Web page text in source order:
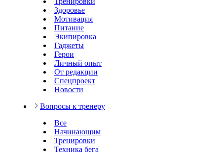
Здоровье
Мотивация
Питание
Экипировка
Гаджеты
Герои
Личный опыт
От редакции
Спецпроект
Новости
Вопросы к тренеру
Все
Начинающим
Тренировки
Техника бега